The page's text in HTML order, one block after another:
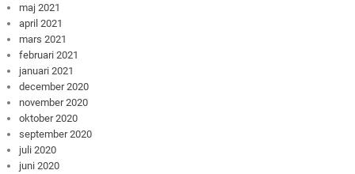
maj 2021
april 2021
mars 2021
februari 2021
januari 2021
december 2020
november 2020
oktober 2020
september 2020
juli 2020
juni 2020